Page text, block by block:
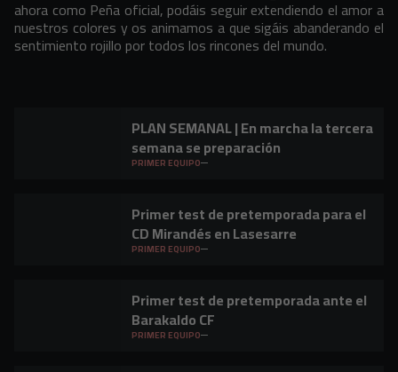
ahora como Peña oficial, podáis seguir extendiendo el amor a
nuestros colores y os animamos a que sigáis abanderando el
sentimiento rojillo por todos los rincones del mundo.
PLAN SEMANAL | En marcha la tercera
semana se preparación
PRIMER EQUIPO
Primer test de pretemporada para el
CD Mirandés en Lasesarre
PRIMER EQUIPO
Primer test de pretemporada ante el
Barakaldo CF
PRIMER EQUIPO